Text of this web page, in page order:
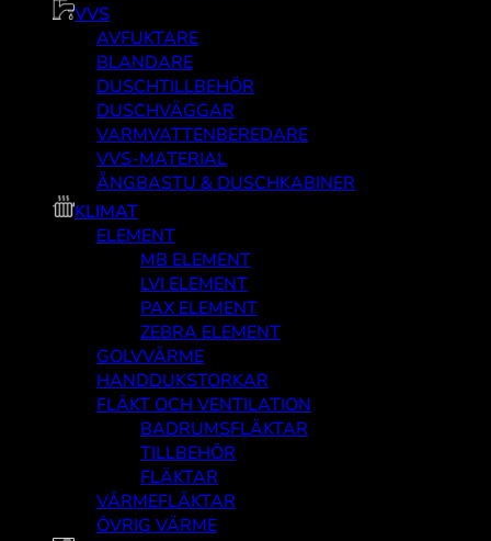
VVS
AVFUKTARE
BLANDARE
DUSCHTILLBEHÖR
DUSCHVÄGGAR
VARMVATTENBEREDARE
VVS-MATERIAL
ÅNGBASTU & DUSCHKABINER
KLIMAT
ELEMENT
MB ELEMENT
LVI ELEMENT
PAX ELEMENT
ZEBRA ELEMENT
GOLVVÄRME
HANDDUKSTORKAR
FLÄKT OCH VENTILATION
BADRUMSFLÄKTAR
TILLBEHÖR
FLÄKTAR
VÄRMEFLÄKTAR
ÖVRIG VÄRME